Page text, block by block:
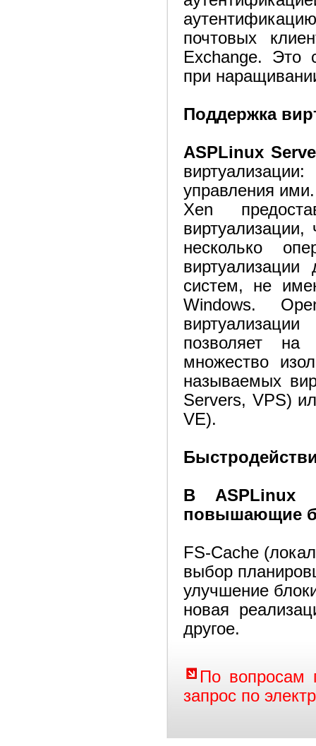
почтовых
Exchange. Это
при
Поддержка
ASPLinux
управления ими.
Xen
виртуализации,
несколько
систем, не
Windows.
позволяет на
множество
называемых
Servers, VPS)
VE).
В ASPLinux
повышающие
FS-Cache
выбор
улучшение
новая
другое.
По вопросам
запрос по